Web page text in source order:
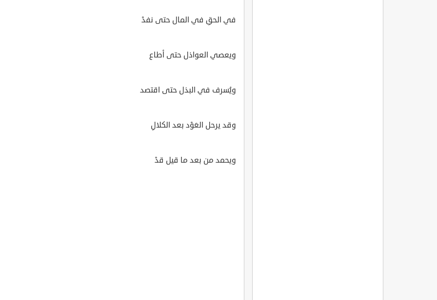
في الحقِ في المال حتى نفدْ
ويعصي العواذل حتى أطاع
ويُسرف في البذل حتى اقتصد
وقد يرحل العَوْد بعد الكلالِ
ويحمد من بعد ما قيل قدْ